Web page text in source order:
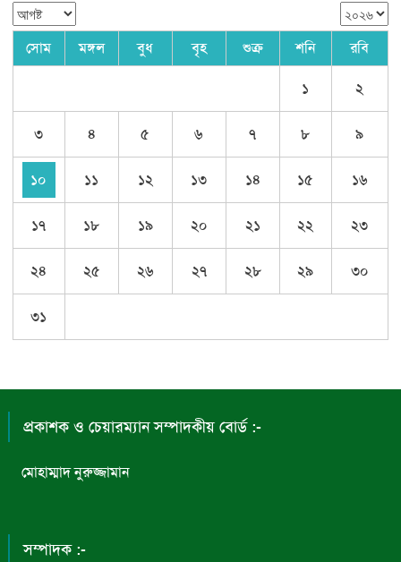
সোম মঙ্গল বুধ বৃহ শুক্র শনি রবি
১ ২
৩ ৪ ৫ ৬ ৭ ৮ ৯
১০ ১১ ১২ ১৩ ১৪ ১৫ ১৬
১৭ ১৮ ১৯ ২০ ২১ ২২ ২৩
২৪ ২৫ ২৬ ২৭ ২৮ ২৯ ৩০
৩১
প্রকাশক ও চেয়ারম্যান সম্পাদকীয় বোর্ড :-
মোহাম্মাদ নুরুজ্জামান
সম্পাদক :-